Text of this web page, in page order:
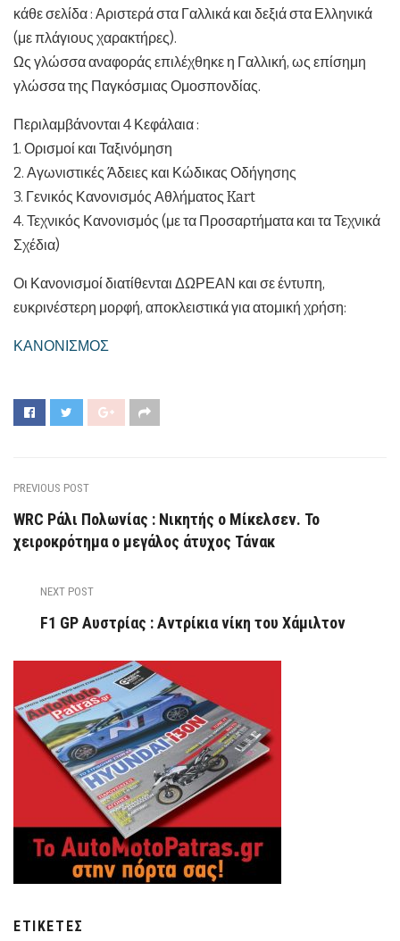
κάθε σελίδα : Αριστερά στα Γαλλικά και δεξιά στα Ελληνικά
(με πλάγιους χαρακτήρες).
Ως γλώσσα αναφοράς επιλέχθηκε η Γαλλική, ως επίσημη
γλώσσα της Παγκόσμιας Ομοσπονδίας.
Περιλαμβάνονται 4 Κεφάλαια :
1. Ορισμοί και Ταξινόμηση
2. Αγωνιστικές Άδειες και Κώδικας Οδήγησης
3. Γενικός Κανονισμός Αθλήματος Kart
4. Τεχνικός Κανονισμός (με τα Προσαρτήματα και τα Τεχνικά
Σχέδια)
Οι Κανονισμοί διατίθενται ΔΩΡΕΑΝ και σε έντυπη,
ευκρινέστερη μορφή, αποκλειστικά για ατομική χρήση:
ΚΑΝΟΝΙΣΜΟΣ
PREVIOUS POST
WRC Ράλι Πολωνίας : Νικητής ο Μίκελσεν. Το
χειροκρότημα ο μεγάλος άτυχος Τάνακ
NEXT POST
F1 GP Αυστρίας : Αντρίκια νίκη του Χάμιλτον
ΕΤΙΚΈΤΕΣ